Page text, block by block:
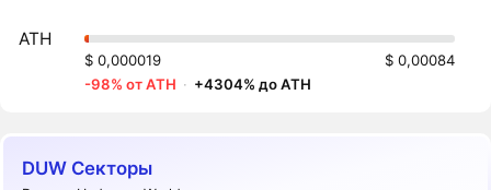
ATH
$ 0,000019
$ 0,00084
-98% от ATH · +4304% до ATH
DUW Секторы